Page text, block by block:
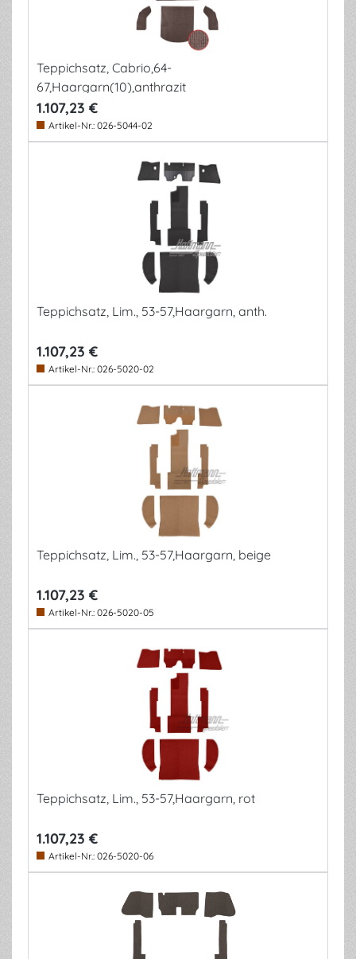
Teppichsatz, Cabrio,64-
67,Haargarn(10),anthrazit
1.107,23 €
Artikel-Nr.: 026-5044-02
Teppichsatz, Lim., 53-57,Haargarn, anth.
1.107,23 €
Artikel-Nr.: 026-5020-02
Teppichsatz, Lim., 53-57,Haargarn, beige
1.107,23 €
Artikel-Nr.: 026-5020-05
Teppichsatz, Lim., 53-57,Haargarn, rot
1.107,23 €
Artikel-Nr.: 026-5020-06